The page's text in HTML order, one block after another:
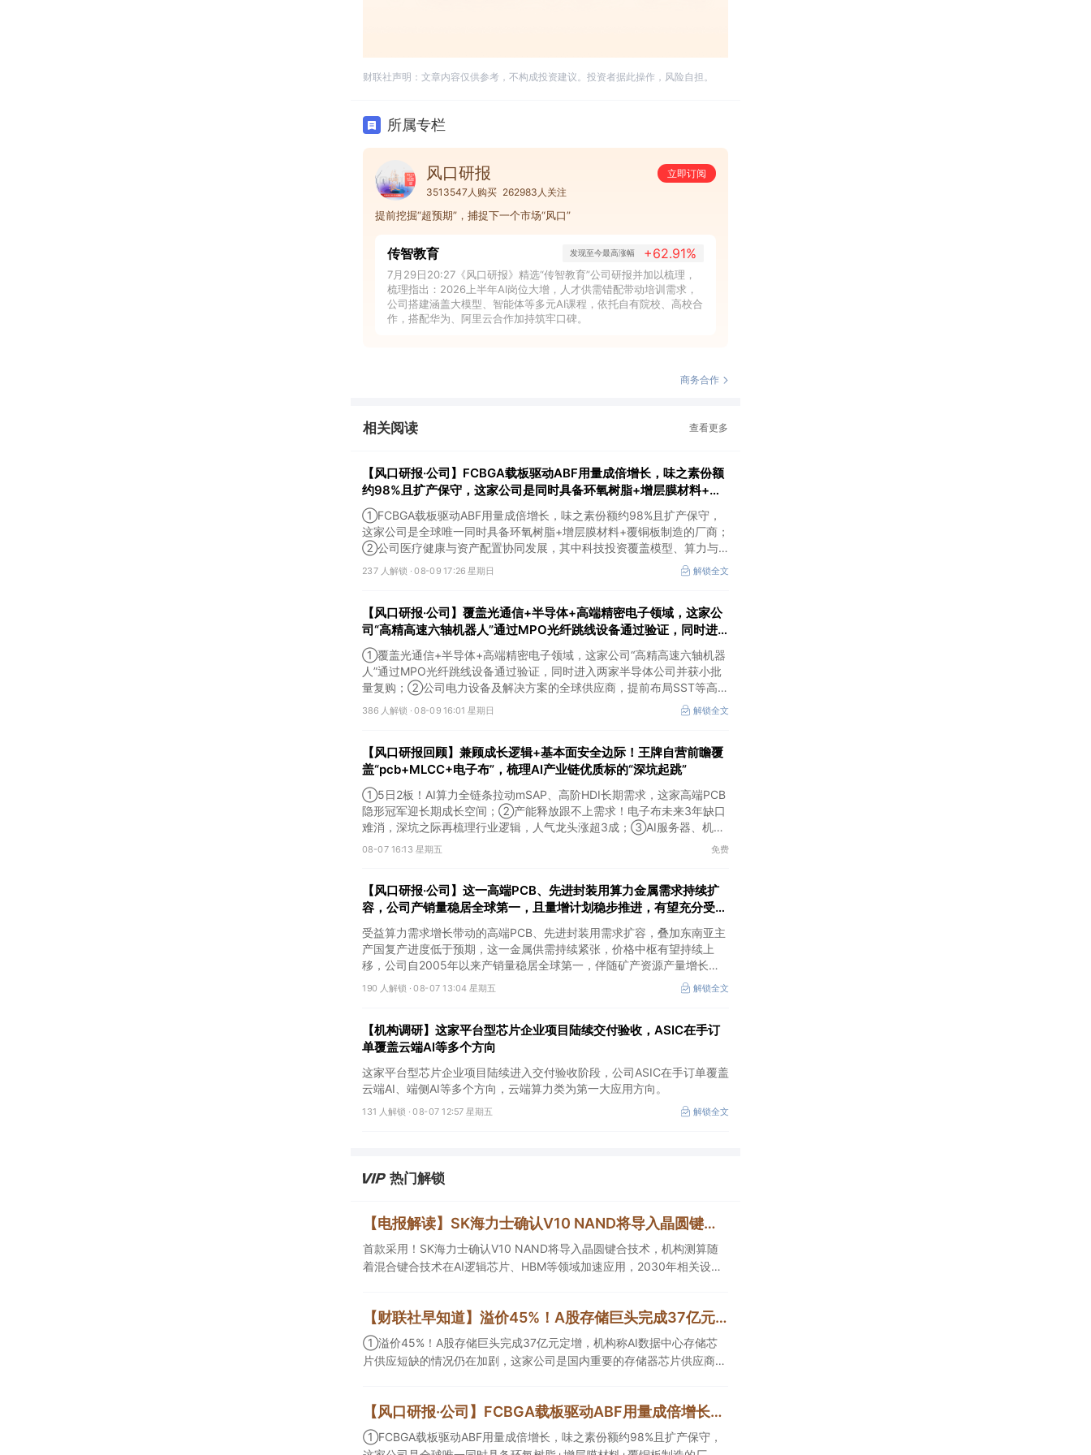
财联社声明：文章内容仅供参考，不构成投资建议。投资者据此操作，风险自担。
所属专栏
风口研报
立即订阅
3513547人购买 262983人关注
提前挖掘“超预期”，捕捉下一个市场“风口”
传智教育 发现至今最高涨幅 +62.91%
7月29日20:27《风口研报》精选“传智教育”公司研报并加以梳理，
梳理指出：2026上半年AI岗位大增，人才供需错配带动培训需求，
公司搭建涵盖大模型、智能体等多元AI课程，依托自有院校、高校合
作，搭配华为、阿里云合作加持筑牢口碑。
商务合作
相关阅读 查看更多
【风口研报·公司】FCBGA载板驱动ABF用量成倍增长，味之素份额
约98%且扩产保守，这家公司是同时具备环氧树脂+增层膜材料+覆
铜板制造的厂商；这家公司科技投资重点项目包括月之暗面、
DeepSeek等
①FCBGA载板驱动ABF用量成倍增长，味之素份额约98%且扩产保守，
这家公司是全球唯一同时具备环氧树脂+增层膜材料+覆铜板制造的厂商；
②公司医疗健康与资产配置协同发展，其中科技投资覆盖模型、算力与
应用，重点项目包括月之暗面、DeepSeek等，资产价值有望逐步兑现。
237 人解锁 ·08-09 17:26 星期日 解锁全文
【风口研报·公司】覆盖光通信+半导体+高端精密电子领域，这家公
司“高精高速六轴机器人”通过MPO光纤跳线设备通过验证，同时进
入两家半导体公司并获小批量复购；另有一家公司电力设备及解决方
案的全球供应商
①覆盖光通信+半导体+高端精密电子领域，这家公司“高精高速六轴机器
人”通过MPO光纤跳线设备通过验证，同时进入两家半导体公司并获小批
量复购；②公司电力设备及解决方案的全球供应商，提前布局SST等高价
值产品，出海业务迎来收获。
386 人解锁 ·08-09 16:01 星期日 解锁全文
【风口研报回顾】兼顾成长逻辑+基本面安全边际！王牌自营前瞻覆
盖“pcb+MLCC+电子布”，梳理AI产业链优质标的“深坑起跳”
①5日2板！AI算力全链条拉动mSAP、高阶HDI长期需求，这家高端PCB
隐形冠军迎长期成长空间；②产能释放跟不上需求！电子布未来3年缺口
难消，深坑之际再梳理行业逻辑，人气龙头涨超3成；③AI服务器、机器
人带动MLCC景气周期持续！这家公司扩产、涨价预期暂未被市场定价，
08-07 16:13 星期五 免费
【风口研报·公司】这一高端PCB、先进封装用算力金属需求持续扩
容，公司产销量稳居全球第一，且量增计划稳步推进，有望充分受益
价格上行
受益算力需求增长带动的高端PCB、先进封装用需求扩容，叠加东南亚主
产国复产进度低于预期，这一金属供需持续紧张，价格中枢有望持续上
移，公司自2005年以来产销量稳居全球第一，伴随矿产资源产量增长与
冶炼产能整合并举，公司市占率有望进一步提升，同时有望充分受益金属
价格上行。
190 人解锁 ·08-07 13:04 星期五 解锁全文
【机构调研】这家平台型芯片企业项目陆续交付验收，ASIC在手订
单覆盖云端AI等多个方向
这家平台型芯片企业项目陆续进入交付验收阶段，公司ASIC在手订单覆盖
云端AI、端侧AI等多个方向，云端算力类为第一大应用方向。
131 人解锁 ·08-07 12:57 星期五 解锁全文
热门解锁
【电报解读】SK海力士确认V10 NAND将导入晶圆键合技术，机构测算随着混合键合技术在HBM等领域加速应用，2030年相关设备市场规模有望达到100亿元，这家公司正布局用于半导体存储器产品的测试设备
首款采用！SK海力士确认V10 NAND将导入晶圆键合技术，机构测算随
着混合键合技术在AI逻辑芯片、HBM等领域加速应用，2030年相关设备
【财联社早知道】溢价45%！A股存储巨头完成37亿元定增，机构称AI数据中心存储芯片供应短缺的情况仍在加剧；英伟达据悉拟向Lancium投资最高30亿美元，支持AI数据中心电力基础设施
①溢价45%！A股存储巨头完成37亿元定增，机构称AI数据中心存储芯
片供应短缺的情况仍在加剧，这家公司是国内重要的存储器芯片供应商之
力需求爆发倒逼电网快速扩容升级，这家公司的电线电缆已供货给算力数
据中心； ③这家公司在手订单充裕，算力基础设施建设与交付工作正有
序推进。
【风口研报·公司】FCBGA载板驱动ABF用量成倍增长，味之素份额约98%且扩产保守，这家公司是同时具备环氧树脂+增层膜材料+覆铜板制造的厂商；这家公司科技投资重点项目包括月之暗面、DeepSeek等
①FCBGA载板驱动ABF用量成倍增长，味之素份额约98%且扩产保守，